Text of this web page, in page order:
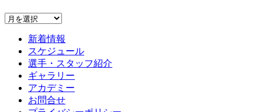
新着情報
スケジュール
選手・スタッフ紹介
ギャラリー
アカデミー
お問合せ